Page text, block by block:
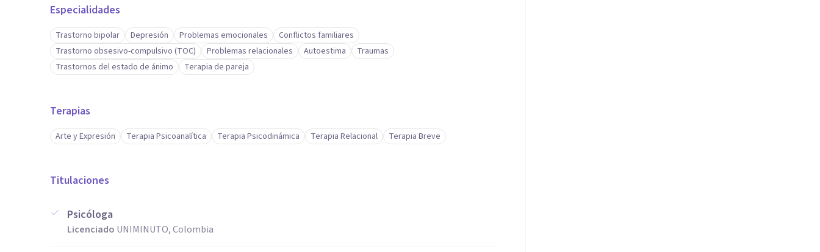
Especialidades
Trastorno bipolar Depresión Problemas emocionales
Conflictos familiares
Trastorno obsesivo-compulsivo (TOC)
Problemas relacionales Autoestima
Traumas
Trastornos del estado de ánimo
Terapia de pareja
Terapias
Arte y Expresión Terapia Psicoanalítica Terapia Psicodinámica Terapia Relacional Terapia Breve
Titulaciones
Psicóloga
Licenciado UNIMINUTO, Colombia